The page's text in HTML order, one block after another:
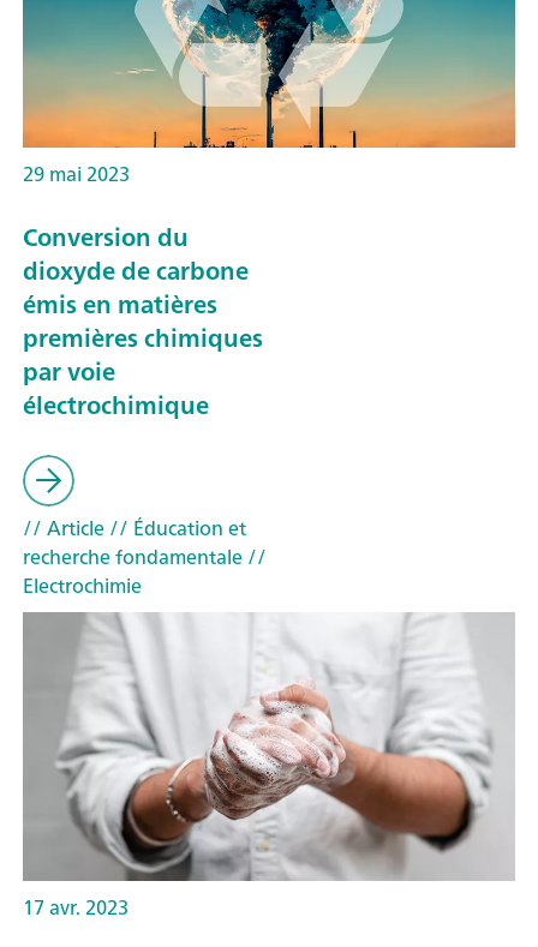
29 mai 2023
Conversion du
dioxyde de carbone
émis en matières
premières chimiques
par voie
électrochimique
// Article// Éducation et
recherche fondamentale//
Electrochimie
17 avr. 2023